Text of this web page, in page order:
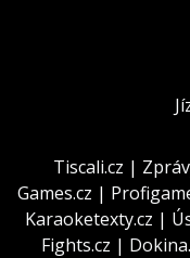
Tiscali.cz |
Games.cz |
Karaoketexty.cz |
Fights.cz |